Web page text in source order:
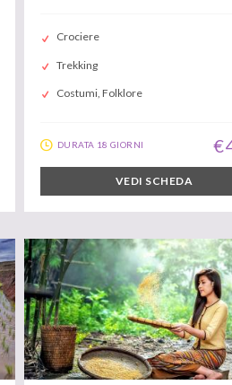
Crociere
Trekking
Costumi, Folklore
DURATA 18 GIORNI €
VEDI SCHEDA